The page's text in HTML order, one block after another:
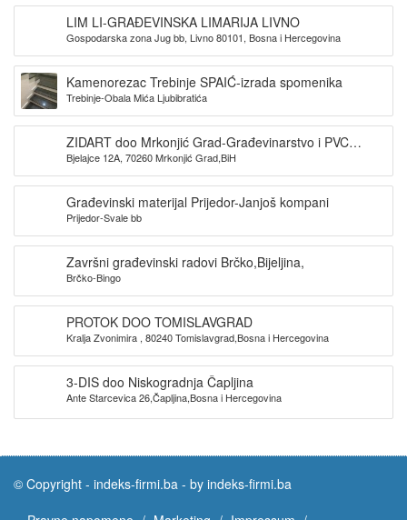
LIM LI-GRAĐEVINSKA LIMARIJA LIVNO
Gospodarska zona Jug bb, Livno 80101, Bosna i Hercegovina
Kamenorezac Trebinje SPAIĆ-izrada spomenika
Trebinje-Obala Mića Ljubibratića
ZIDART doo Mrkonjić Grad-Građevinarstvo i PVC
stolarija
Bjelajce 12A, 70260 Mrkonjić Grad,BiH
Građevinski materijal Prijedor-Janjoš kompani
Prijedor-Svale bb
Završni građevinski radovi Brčko,Bijeljina,
Brčko-Bingo
PROTOK DOO TOMISLAVGRAD
Kralja Zvonimira , 80240 Tomislavgrad,Bosna i Hercegovina
3-DIS doo Niskogradnja Čapljina
Ante Starcevica 26,Čapljina,Bosna i Hercegovina
© Copyright - indeks-firmi.ba - by indeks-firmi.ba